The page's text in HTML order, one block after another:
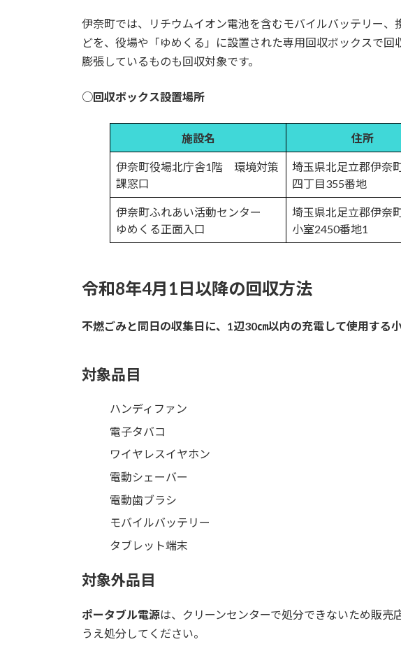
伊奈町では、リチウムイオン電池を含むモバイルバッテリー、
どを、役場や「ゆめくる」に設置された専用回収ボックスで回
膨張しているものも回収対象です。
○回収ボックス設置場所
施設名 住所
伊奈町役場北庁舎1階 環境対策
課窓口
埼玉県北足立郡伊奈
四丁目355番地
伊奈町ふれあい活動センター
ゆめくる正面入口
埼玉県北足立郡伊奈
小室2450番地1
令和8年4月1日以降の回収方法
不燃ごみと同日の収集日に、1辺30㎝以内の充電して使用する
対象品目
ハンディファン
電子タバコ
ワイヤレスイヤホン
電動シェーバー
電動歯ブラシ
モバイルバッテリー
タブレット端末
対象外品目
ポータブル電源は、クリーンセンターで処分できないため販売
うえ処分してください。